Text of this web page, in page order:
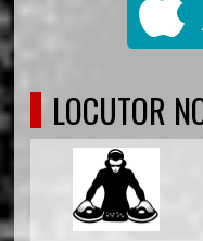
LOCUTOR